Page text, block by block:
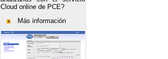
Cloud online de PCE?
Más información